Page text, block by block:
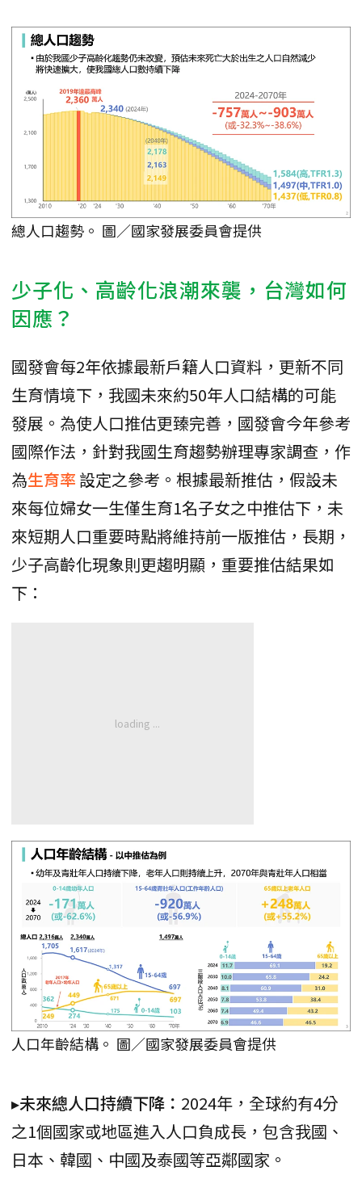
總人口趨勢。 圖／國家發展委員會提供
少子化、高齡化浪潮來襲，台灣如何
因應？
國發會每2年依據最新戶籍人口資料，更新不同
生育情境下，我國未來約50年人口結構的可能
發展。為使人口推估更臻完善，國發會今年參考
國際作法，針對我國生育趨勢辦理專家調查，作
為生育率 設定之參考。根據最新推估，假設未
來每位婦女一生僅生育1名子女之中推估下，未
來短期人口重要時點將維持前一版推估，長期，
少子高齡化現象則更趨明顯，重要推估結果如
下：
人口年齡結構。 圖／國家發展委員會提供
▸未來總人口持續下降： 2024年，全球約有4分
之1個國家或地區進入人口負成長，包含我國、
日本、韓國、中國及泰國等亞鄰國家。